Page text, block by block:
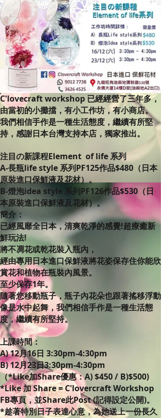
C'lovecraft workshop 已經經營了三年多，
由當初的小攤擋，有小工作坊，有小商店。
我們相信手作是一種生活態度，繼續有所堅
持，感謝日本台灣支持本店，獨家推出。
注目の新課程Element of life 系列
A-長瓶life style 系列PF125作品$480（日本
原裝進口保鮮液及花材）。
B-燈泡idea style 系列PF126作品$530（日
本原裝進口保鮮液及花材）。
簡介：
已經風靡全日本，清爽乾淨的感覺!超療癒新
鮮玩法!
將不凋花或乾花裝入瓶內，
經由專用日本進口保鮮液將花姿保存住你能欣
賞花和植物在瓶裝內風景。
至少保存1年。
隨著您移動瓶子，瓶子內花朵也跟著搖移浮動
像是水中起舞，我們相信手作是一種生活態
度，繼續有所堅持。
上課時間：
A) 12月16日 3:30pm-4:30pm
B) 12月23日3:30pm-4:30pm
（*Like加Share優惠：A) $450 / B)$500)
*Like 加 Share = C'lovercraft Workshop
FB專頁，並Share此Post (記得設定公開)。
*趁著特別日子表達心意，為她送上一份長久